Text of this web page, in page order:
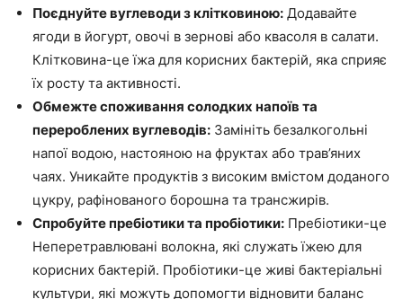
Поєднуйте вуглеводи з клітковиною: Додавайте
ягоди в йогурт, овочі в зернові або квасоля в салати.
Клітковина-це їжа для корисних бактерій, яка сприяє
їх росту та активності.
Обмежте споживання солодких напоїв та
перероблених вуглеводів: Замініть безалкогольні
напої водою, настояною на фруктах або трав’яних
чаях. Уникайте продуктів з високим вмістом доданого
цукру, рафінованого борошна та трансжирів.
Спробуйте пребіотики та пробіотики: Пребіотики-це
Неперетравлювані волокна, які служать їжею для
корисних бактерій. Пробіотики-це живі бактеріальні
культури, які можуть допомогти відновити баланс